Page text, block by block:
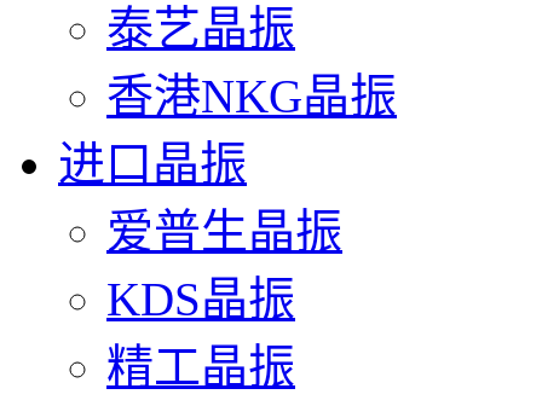
泰艺晶振
香港NKG晶振
进口晶振
爱普生晶振
KDS晶振
精工晶振